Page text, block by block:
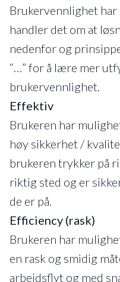
Brukervennlighet
handler det om at
nedenfor og
“…” for å lære mer
brukervennlighet.
Effektiv
Brukeren har
høy sikkerhet /
brukeren trykker på
riktig sted og er
de er på.
Efficiency (rask)
Brukeren har
en rask og smidig
arbeidsflyt og med